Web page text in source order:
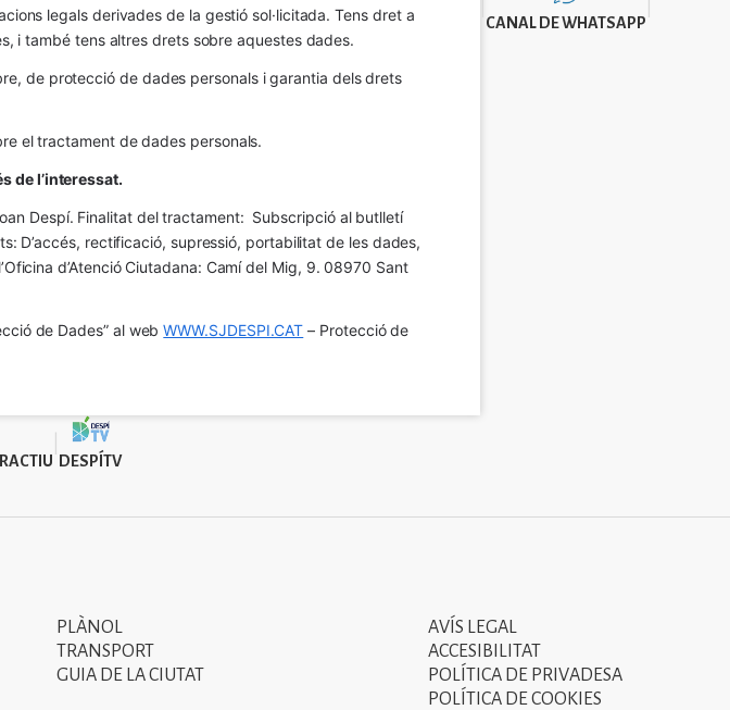
legals derivades de la gestió sol·licitada. Tens dret a
i també tens altres drets sobre aquestes dades.
de protecció de dades personals i garantia dels drets
el tractament de dades personals.
de l’interessat.
Despí. Finalitat del tractament:  Subscripció al butlletí
D’accés, rectificació, supressió, portabilitat de les dades,
d’Atenció Ciutadana: Camí del Mig, 9. 08970 Sant
de Dades” al web WWW.SJDESPI.CAT – Protecció de
CANAL DE WHATSAPP
DESPÍTV
Segon
menú
PLÀNOL
TRANSPORT
GUIA DE LA CIUTAT
Tercer
menú
AVÍS LEGAL
ACCESIBILITAT
POLÍTICA DE PRIVADESA
POLÍTICA DE COOKIES